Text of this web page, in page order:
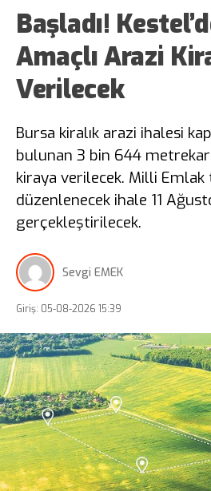
Başladı!
Amaçlı Arazi
Verilecek
Bursa kiralık arazi ihalesi
bulunan 3 bin 644
kiraya verilecek. Milli Emlak
düzenlenecek ihale 11
gerçekleştirilecek.
Sevgi EMEK
Giriş: 05-08-2026 15:39